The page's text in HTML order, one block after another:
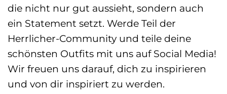
die nicht nur gut aussieht, sondern auch
ein Statement setzt. Werde Teil der
Herrlicher-Community und teile deine
schönsten Outfits mit uns auf Social Media!
Wir freuen uns darauf, dich zu inspirieren
und von dir inspiriert zu werden.